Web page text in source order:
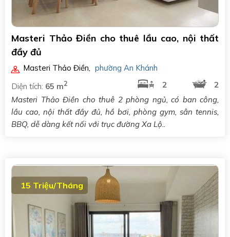
Masteri Thảo Điền cho thuê lầu cao, nội thất
đầy đủ
Masteri Thảo Điền, phường An Khánh
Diện tích: 65 m2 2
2
Masteri Thảo Điền cho thuê 2 phòng ngủ, có ban công,
lầu cao, nội thất đầy đủ, hồ bơi, phòng gym, sân tennis,
BBQ, dễ dàng kết nối với trục đường Xa Lộ..
15 Triệu/Tháng